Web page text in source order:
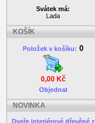
Svátek má:
Lada
KOŠÍK
Položek v košíku: 0
0,00 Kč
Objednat
NOVINKA
Dveře interiérové dřevěné z